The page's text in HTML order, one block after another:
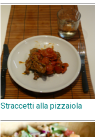
Straccetti alla pizzaiola